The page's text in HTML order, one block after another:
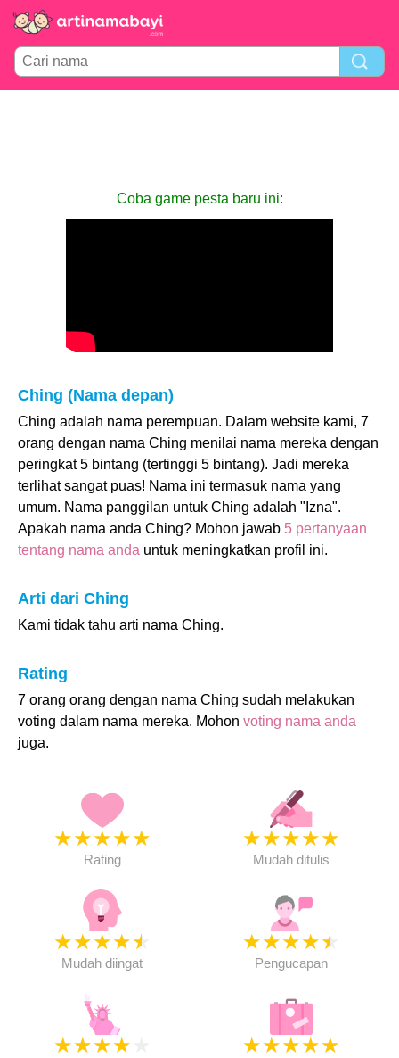
Coba game pesta baru ini:
Ching (Nama depan)
Ching adalah nama perempuan. Dalam website kami, 7
orang dengan nama Ching menilai nama mereka dengan
peringkat 5 bintang (tertinggi 5 bintang). Jadi mereka
terlihat sangat puas! Nama ini termasuk nama yang
umum. Nama panggilan untuk Ching adalah "Izna".
Apakah nama anda Ching? Mohon jawab 5 pertanyaan
tentang nama anda untuk meningkatkan profil ini.
Arti dari Ching
Kami tidak tahu arti nama Ching.
Rating
7 orang orang dengan nama Ching sudah melakukan
voting dalam nama mereka. Mohon voting nama anda
juga.
★★★★★
Rating
★★★★★
Mudah ditulis
★★★★★
Mudah diingat
★★★★★
Pengucapan
★★★★ ★★★★★